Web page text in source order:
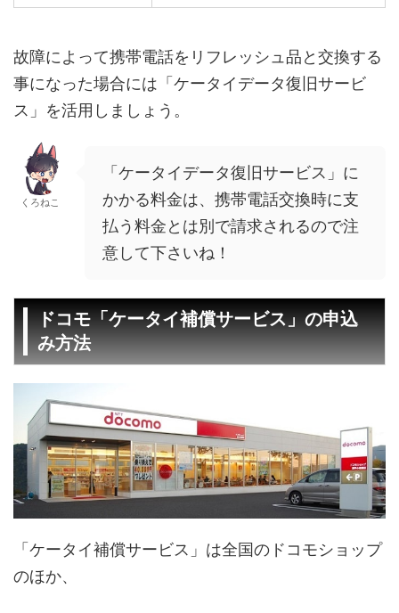
故障によって携帯電話をリフレッシュ品と交換する
事になった場合には「ケータイデータ復旧サービ
ス」を活用しましょう。
くろねこ
「ケータイデータ復旧サービス」に
かかる料金は、携帯電話交換時に支
払う料金とは別で請求されるので注
意して下さいね！
ドコモ「ケータイ補償サービス」の申込
み方法
「ケータイ補償サービス」は全国のドコモショップ
のほか、